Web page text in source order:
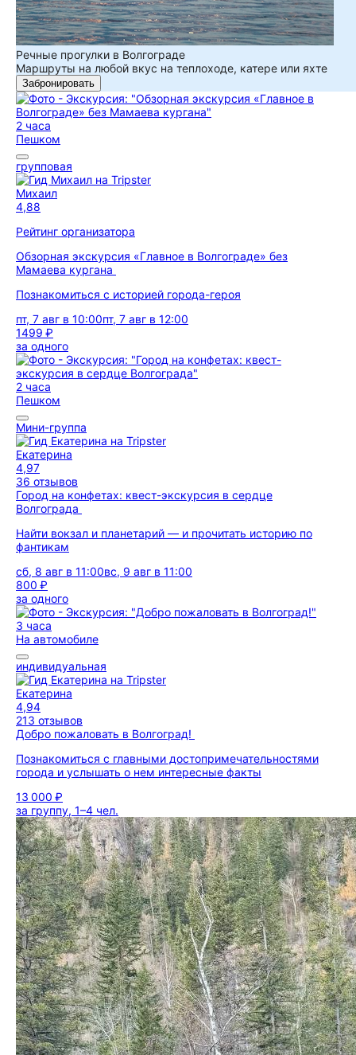
Речные прогулки в Волгограде
Маршруты на любой вкус на теплоходе, катере или яхте
Забронировать
2 часа
Пешком
групповая
Михаил
4,88
Рейтинг организатора
Обзорная экскурсия «Главное в Волгограде» без
Мамаева кургана
Познакомиться с историей города-героя
пт, 7 авг в 10:00пт, 7 авг в 12:00
1499 ₽
за одного
2 часа
Пешком
Мини-группа
Екатерина
4,97
36 отзывов
Город на конфетах: квест-экскурсия в сердце
Волгограда
Найти вокзал и планетарий — и прочитать историю по
фантикам
сб, 8 авг в 11:00вс, 9 авг в 11:00
800 ₽
за одного
3 часа
На автомобиле
индивидуальная
Екатерина
4,94
213 отзывов
Добро пожаловать в Волгоград!
Познакомиться с главными достопримечательностями
города и услышать о нем интересные факты
13 000 ₽
за группу, 1–4 чел.